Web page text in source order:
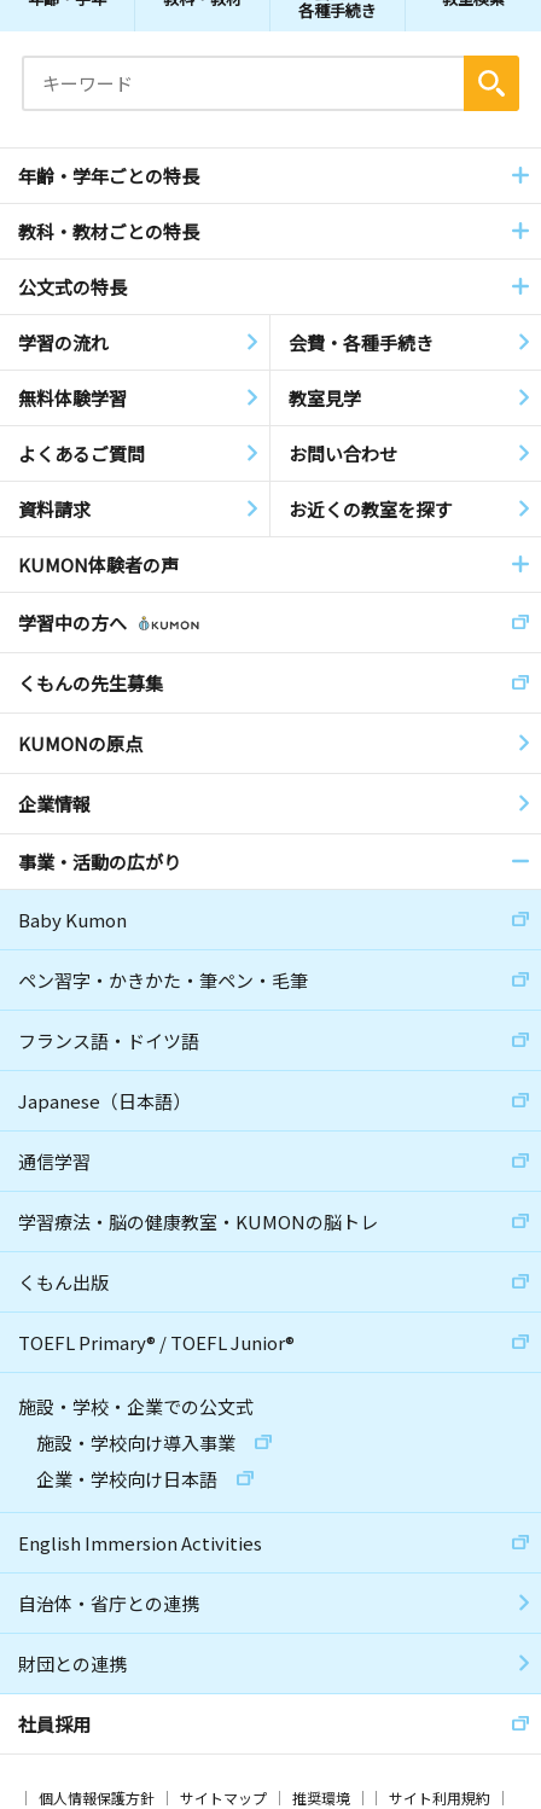
各種手続き
年齢・学年ごとの特長
教科・教材ごとの特長
公文式の特長
学習の流れ 会費・各種手続き
無料体験学習 教室見学
よくあるご質問 お問い合わせ
資料請求 お近くの教室を探す
KUMON体験者の声
学習中の方へ
くもんの先生募集
KUMONの原点
企業情報
事業・活動の広がり
Baby Kumon
ペン習字・かきかた・筆ペン・毛筆
フランス語・ドイツ語
Japanese（日本語）
通信学習
学習療法・脳の健康教室・KUMONの脳トレ
くもん出版
TOEFL Primary® /TOEFL Junior®
施設・学校・企業での公文式
施設・学校向け導入事業
企業・学校向け日本語
English Immersion Activities
自治体・省庁との連携
財団との連携
社員採用
個人情報保護方針 サイトマップ 推奨環境 サイト利用規約